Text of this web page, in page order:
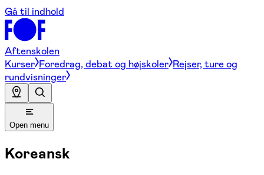
Gå til indhold
Aftenskolen
Kurser Foredrag, debat og højskoler Rejser, ture og
rundvisninger
Open menu
Koreansk